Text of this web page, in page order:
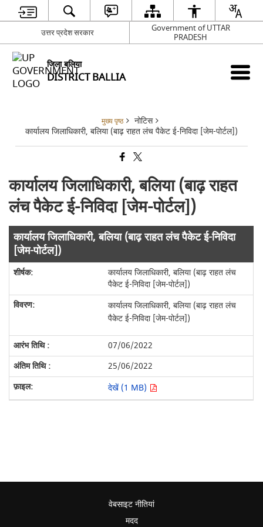
उत्तर प्रदेश सरकार
Government of UTTAR
PRADESH
जिला बलिया
DISTRICT BALLIA
मुख्य पृष्ठ
नोटिस
कार्यालय जिलाधिकारी, बलिया (बाढ़ राहत लंच पैकेट ई-निविदा [जेम-पोर्टल])
कार्यालय जिलाधिकारी, बलिया (बाढ़ राहत
लंच पैकेट ई-निविदा [जेम-पोर्टल])
कार्यालय जिलाधिकारी, बलिया (बाढ़ राहत लंच पैकेट ई-निविदा
[जेम-पोर्टल])
कार्यालय जिलाधिकारी, बलिया (बाढ़ राहत लंच
पैकेट ई-निविदा [जेम-पोर्टल])
कार्यालय जिलाधिकारी, बलिया (बाढ़ राहत लंच
पैकेट ई-निविदा [जेम-पोर्टल])
07/06/2022
25/06/2022
देखें (1 MB)
वेबसाइट नीतियां
मदद